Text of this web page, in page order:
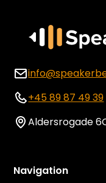
+45 89 87 49 39
Aldersrogade
Navigation